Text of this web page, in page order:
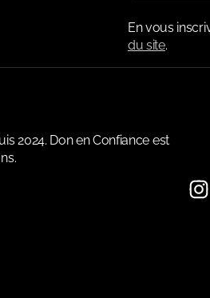
En vous
du site.
2024. Don en Confiance est